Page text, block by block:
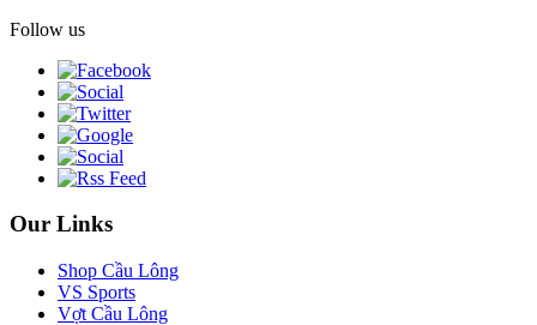
Follow us
Our Links
Shop Cầu Lông
VS Sports
Vợt Cầu Lông